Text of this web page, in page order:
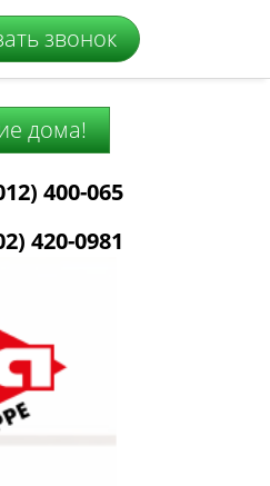
звонок
дома!
400-065
420-0981